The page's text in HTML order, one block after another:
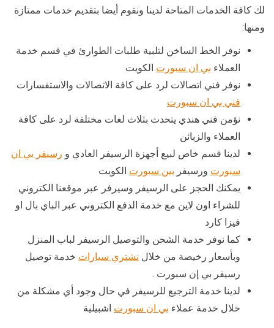
لك كافة الخدمات المتاحة لدينا ونقوم أيضا بتقديم خدمات ممتازة
ومنها:
نوفر الخط الساخن لتلبية طلبات الطوارئ في قسم خدمة
العملاء بي ان سبورت الكويت
نوفر فني اتصالات لرد على كافة الاتصالات والاستفسارات
فني بي ان سبورت
نؤمن فني هندي يتحدث بثلاث لغات مختلفة لرد على كافة
العملاء والزبائن
لدينا قسم خاص لبيع أجهزة الرسيفر العادي و رسيفر بي ان
سبورت ورسيفر بين سبورت الكويت
يمكنك الحجز على الرسيفر وسيرفر عبر موقعنا الكتروني
للشراء اون لاين مع خدمة الدفع الكتروني عبر الباي بال او
فيزا كارد
كما نوفر خدمة الشحن والتوصيل الرسيفر لباب المنزل
وبأسعار رخيصة من خلال نشتري سيارات خدمة توصيل
رسيفر بي إن سبورت .
لدينا خدمة الترجيع للرسيفر في حال وجود أي مشكلة من
خلال خدمة عملاء بي ان سبورت اشبيلية